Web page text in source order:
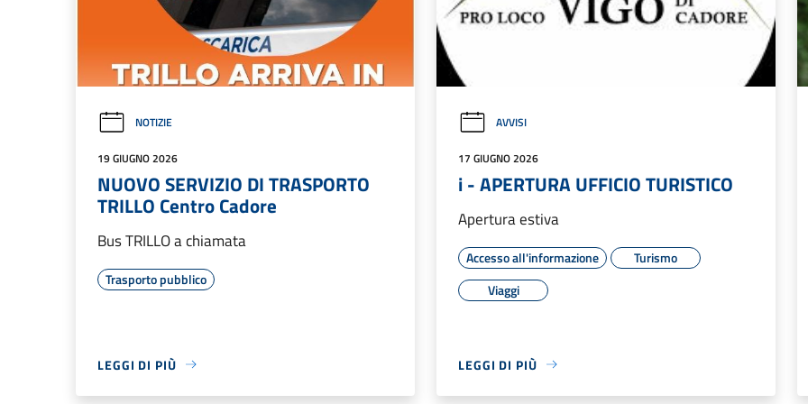
NOTIZIE
19 GIUGNO 2026
NUOVO SERVIZIO DI TRASPORTO
TRILLO Centro Cadore
Bus TRILLO a chiamata
Trasporto pubblico
LEGGI DI PIÙ
AVVISI
17 GIUGNO 2026
i - APERTURA UFFICIO TURISTICO
Apertura estiva
Accesso all'informazione
Turismo
Viaggi
LEGGI DI PIÙ